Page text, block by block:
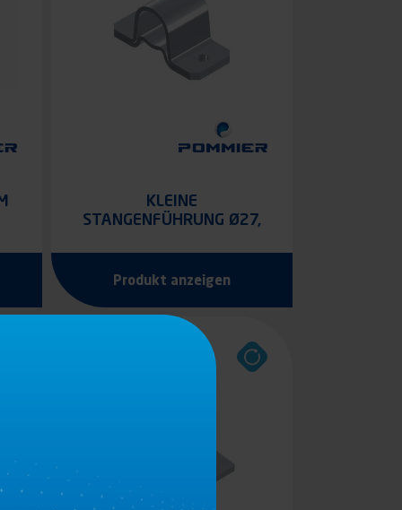
KLEINE
STANGENFÜHRUNG Ø27,
Produkt anzeigen